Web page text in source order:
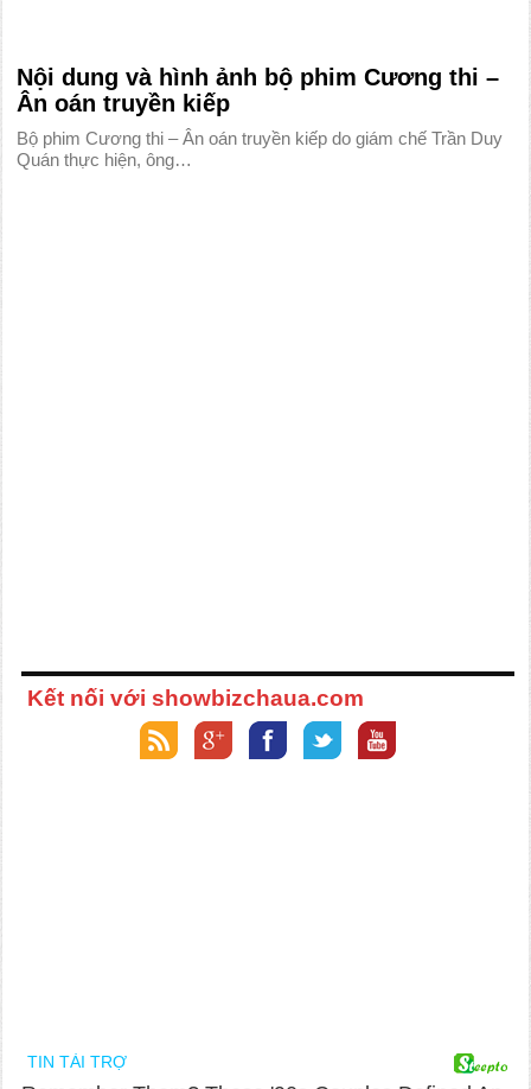
Nội dung và hình ảnh bộ phim Cương thi –
Ân oán truyền kiếp
Bộ phim Cương thi – Ân oán truyền kiếp do giám chế Trần Duy
Quán thực hiện, ông…
Kết nối với showbizchaua.com